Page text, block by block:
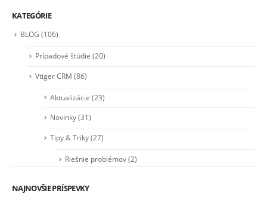
KATEGÓRIE
BLOG (106)
Prípadové štúdie (20)
Vtiger CRM (86)
Aktualizácie (23)
Novinky(31)
Tipy & Triky(27)
Riešnie problémov(2)
NAJNOVŠIE PRÍSPEVKY